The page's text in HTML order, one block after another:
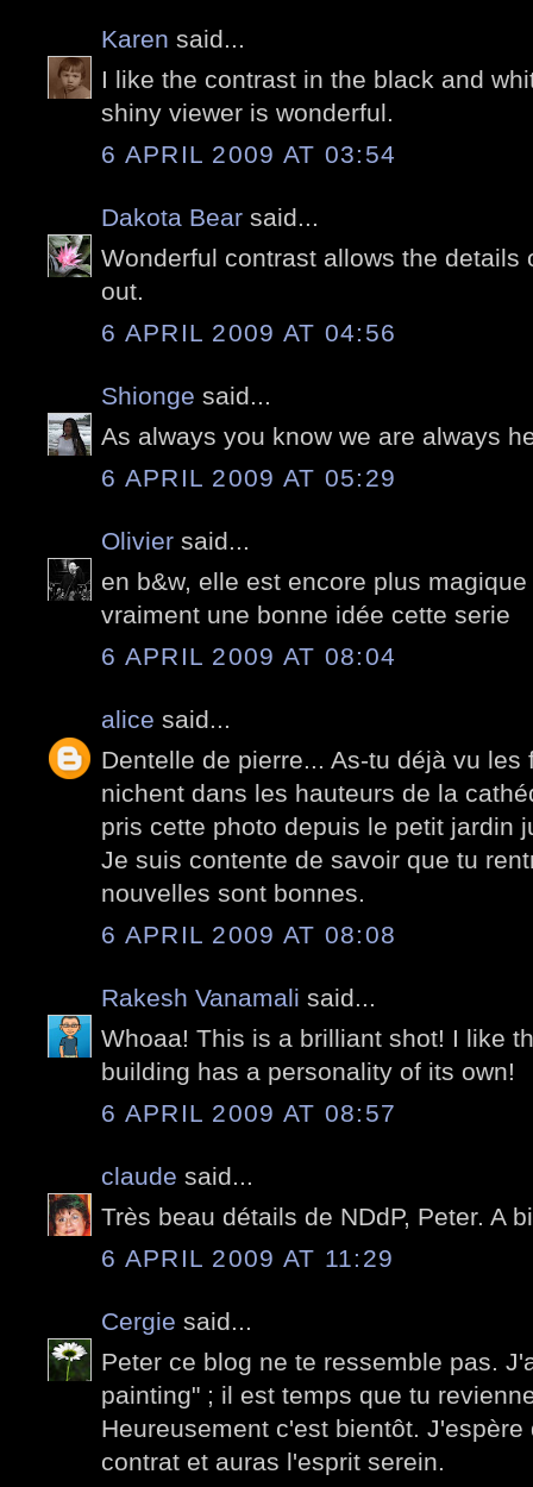
Karen said...
I like the contrast in the black and
shiny viewer is wonderful.
6 APRIL 2009 AT 03:54
Dakota Bear said...
Wonderful contrast allows the details
out.
6 APRIL 2009 AT 04:56
Shionge said...
As always you know we are always
6 APRIL 2009 AT 05:29
Olivier said...
en b&w, elle est encore plus
vraiment une bonne idée cette serie
6 APRIL 2009 AT 08:04
alice said...
Dentelle de pierre... As-tu déjà vu
nichent dans les hauteurs de la
pris cette photo depuis le petit jardin
Je suis contente de savoir que tu
nouvelles sont bonnes.
6 APRIL 2009 AT 08:08
Rakesh Vanamali said...
Whoaa! This is a brilliant shot! I like
building has a personality of its own!
6 APRIL 2009 AT 08:57
claude said...
Très beau détails de NDdP, Peter. A
6 APRIL 2009 AT 11:29
Cergie said...
Peter ce blog ne te ressemble pas.
painting" ; il est temps que tu
Heureusement c'est bientôt.
contrat et auras l'esprit serein.